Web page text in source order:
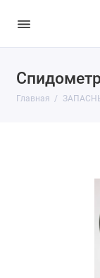
Главная